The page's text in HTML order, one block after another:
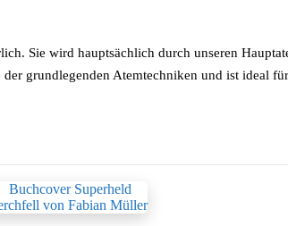
Sie wird hauptsächlich durch unseren
grundlegenden Atemtechniken und ist ideal